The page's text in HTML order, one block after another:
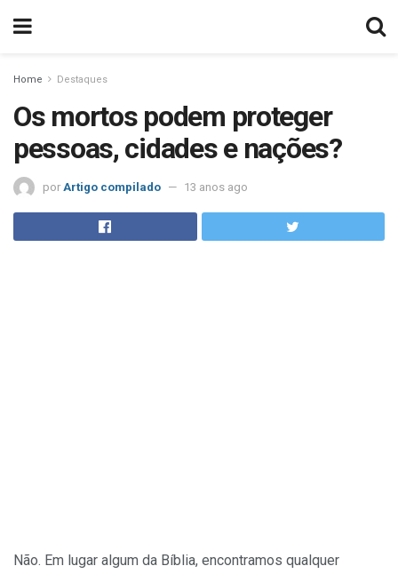
Home Destaques
Os mortos podem proteger
pessoas, cidades e nações?
por Artigo compilado 13 anos ago
Não. Em lugar algum da Bíblia, encontramos qualquer